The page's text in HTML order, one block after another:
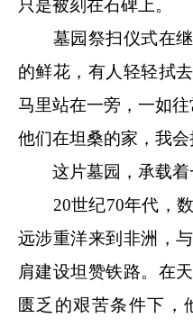
只是被刻在石碑上。
墓园祭扫仪式在继
的鲜花，有人轻轻拭
马里站在一旁，一如
他们在坦桑的家，我
这片墓园，承载着
20世纪70年代，数
远涉重洋来到非洲，
肩建设坦赞铁路。在
匮乏的艰苦条件下，